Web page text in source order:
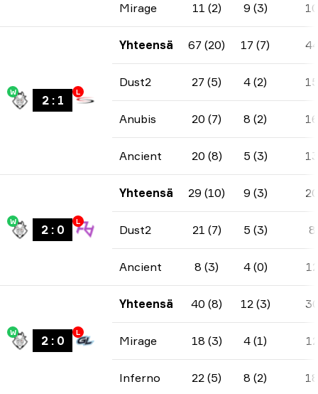
Mirage 11 (2) 9 (3) 10
W
2: 1
L
Yhteensä 67 (20) 17 (7)
Dust2 27 (5) 4 (2) 15
Anubis 20 (7) 8 (2) 16
Ancient 20 (8) 5 (3) 13
W
2: 0
L
Yhteensä 29 (10) 9 (3) 20
Dust2 21 (7) 5 (3) 8
Ancient 8 (3) 4 (0) 12
W
2: 0
L
Yhteensä 40 (8) 12 (3)
Mirage 18 (3) 4 (1) 12
Inferno 22 (5) 8 (2) 18